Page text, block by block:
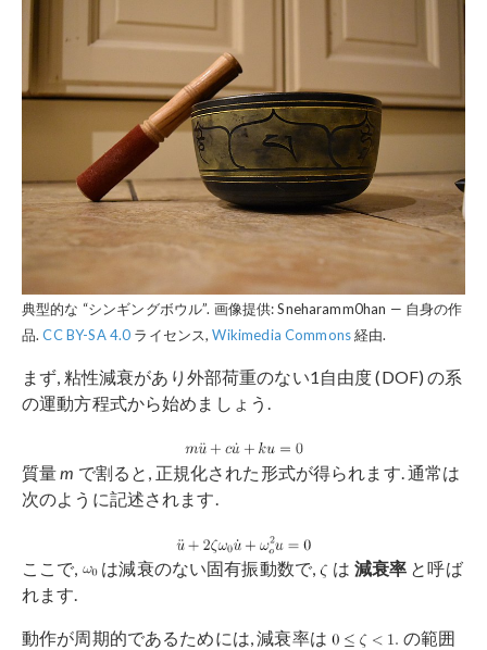
典型的な “シンギングボウル”. 画像提供: Sneharamm0han — 自身の作
品.CC BY-SA 4.0 ライセンス,Wikimedia Commons経由.
まず, 粘性減衰があり外部荷重のない1自由度 (DOF) の系
の運動方程式から始めましょう.
質量m で割ると, 正規化された形式が得られます. 通常は
次のように記述されます.
ここで, は減衰のない固有振動数で, は 減衰率 と呼ば
れます.
動作が周期的であるためには, 減衰率は
の範囲